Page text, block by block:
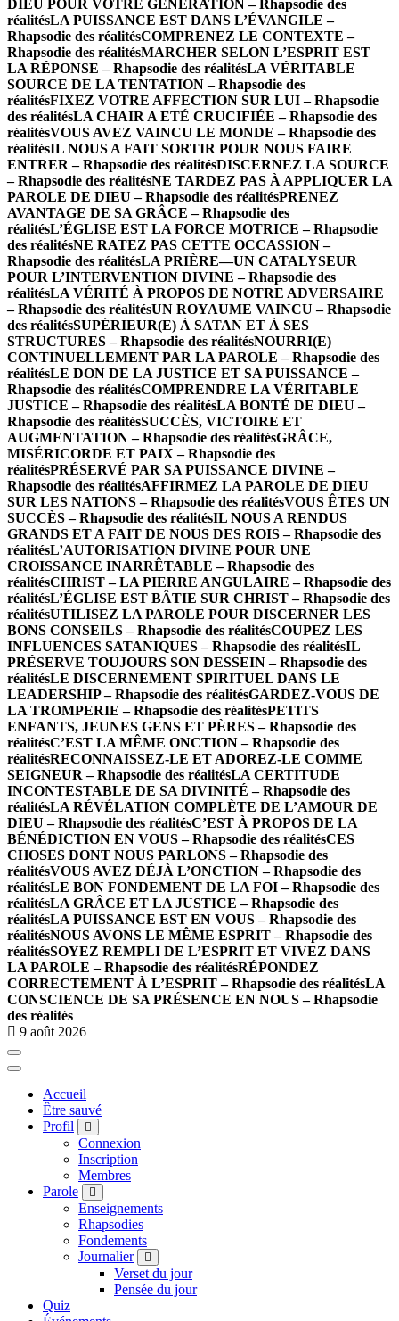
DIEU POUR VOTRE GÉNÉRATION – Rhapsodie des
réalitésLA PUISSANCE EST DANS L’ÉVANGILE –
Rhapsodie des réalitésCOMPRENEZ LE CONTEXTE –
Rhapsodie des réalitésMARCHER SELON L’ESPRIT EST
LA RÉPONSE – Rhapsodie des réalitésLA VÉRITABLE
SOURCE DE LA TENTATION – Rhapsodie des
réalitésFIXEZ VOTRE AFFECTION SUR LUI – Rhapsodie
des réalitésLA CHAIR A ETÉ CRUCIFIÉE – Rhapsodie des
réalitésVOUS AVEZ VAINCU LE MONDE – Rhapsodie des
réalitésIL NOUS A FAIT SORTIR POUR NOUS FAIRE
ENTRER – Rhapsodie des réalitésDISCERNEZ LA SOURCE
– Rhapsodie des réalitésNE TARDEZ PAS À APPLIQUER LA
PAROLE DE DIEU – Rhapsodie des réalitésPRENEZ
AVANTAGE DE SA GRÂCE – Rhapsodie des
réalitésL’ÉGLISE EST LA FORCE MOTRICE – Rhapsodie
des réalitésNE RATEZ PAS CETTE OCCASSION –
Rhapsodie des réalitésLA PRIÈRE—UN CATALYSEUR
POUR L’INTERVENTION DIVINE – Rhapsodie des
réalitésLA VÉRITÉ À PROPOS DE NOTRE ADVERSAIRE
– Rhapsodie des réalitésUN ROYAUME VAINCU – Rhapsodie
des réalitésSUPÉRIEUR(E) À SATAN ET À SES
STRUCTURES – Rhapsodie des réalitésNOURRI(E)
CONTINUELLEMENT PAR LA PAROLE – Rhapsodie des
réalitésLE DON DE LA JUSTICE ET SA PUISSANCE –
Rhapsodie des réalitésCOMPRENDRE LA VÉRITABLE
JUSTICE – Rhapsodie des réalitésLA BONTÉ DE DIEU –
Rhapsodie des réalitésSUCCÈS, VICTOIRE ET
AUGMENTATION – Rhapsodie des réalitésGRÂCE,
MISÉRICORDE ET PAIX – Rhapsodie des
réalitésPRÉSERVÉ PAR SA PUISSANCE DIVINE –
Rhapsodie des réalitésAFFIRMEZ LA PAROLE DE DIEU
SUR LES NATIONS – Rhapsodie des réalitésVOUS ÊTES UN
SUCCÈS – Rhapsodie des réalitésIL NOUS A RENDUS
GRANDS ET A FAIT DE NOUS DES ROIS – Rhapsodie des
réalitésL’AUTORISATION DIVINE POUR UNE
CROISSANCE INARRÊTABLE – Rhapsodie des
réalitésCHRIST – LA PIERRE ANGULAIRE – Rhapsodie des
réalitésL’ÉGLISE EST BÂTIE SUR CHRIST – Rhapsodie des
réalitésUTILISEZ LA PAROLE POUR DISCERNER LES
BONS CONSEILS – Rhapsodie des réalitésCOUPEZ LES
INFLUENCES SATANIQUES – Rhapsodie des réalitésIL
PRÉSERVE TOUJOURS SON DESSEIN – Rhapsodie des
réalitésLE DISCERNEMENT SPIRITUEL DANS LE
LEADERSHIP – Rhapsodie des réalitésGARDEZ-VOUS DE
LA TROMPERIE – Rhapsodie des réalitésPETITS
ENFANTS, JEUNES GENS ET PÈRES – Rhapsodie des
réalitésC’EST LA MÊME ONCTION – Rhapsodie des
réalitésRECONNAISSEZ-LE ET ADOREZ-LE COMME
SEIGNEUR – Rhapsodie des réalitésLA CERTITUDE
INCONTESTABLE DE SA DIVINITÉ – Rhapsodie des
réalitésLA RÉVÉLATION COMPLÈTE DE L’AMOUR DE
DIEU – Rhapsodie des réalitésC’EST À PROPOS DE LA
BÉNÉDICTION EN VOUS – Rhapsodie des réalitésCES
CHOSES DONT NOUS PARLONS – Rhapsodie des
réalitésVOUS AVEZ DÉJÀ L’ONCTION – Rhapsodie des
réalitésLE BON FONDEMENT DE LA FOI – Rhapsodie des
réalitésLA GRÂCE ET LA JUSTICE – Rhapsodie des
réalitésLA PUISSANCE EST EN VOUS – Rhapsodie des
réalitésNOUS AVONS LE MÊME ESPRIT – Rhapsodie des
réalitésSOYEZ REMPLI DE L’ESPRIT ET VIVEZ DANS
LA PAROLE – Rhapsodie des réalitésRÉPONDEZ
CORRECTEMENT À L’ESPRIT – Rhapsodie des réalitésLA
CONSCIENCE DE SA PRÉSENCE EN NOUS – Rhapsodie
des réalités
9 août 2026
Accueil
Être sauvé
Profil
Connexion
Inscription
Membres
Parole
Enseignements
Rhapsodies
Fondements
Journalier
Verset du jour
Pensée du jour
Quiz